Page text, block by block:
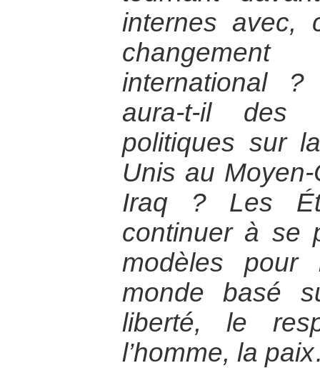
internes avec,
international
aura-t-il des
politiques sur
Unis au
Iraq ? Les
continuer à se
modèles pour
monde basé
liberté, le
l’homme, la